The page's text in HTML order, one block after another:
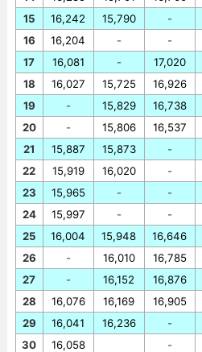
15
16
17
18
19
20
21
22
23
24
25
26
27
28
29
30
16,242
16,204
16,081
16,027
-
-
15,887
15,919
15,965
15,997
16,004
-
-
16,076
16,041
16,058
15,790
-
-
15,725
15,829
15,806
15,873
16,020
-
-
15,948
16,010
16,152
16,169
16,236
-
-
17,020
16,926
16,738
16,537
-
-
-
-
16,646
16,785
16,876
16,905
-
-